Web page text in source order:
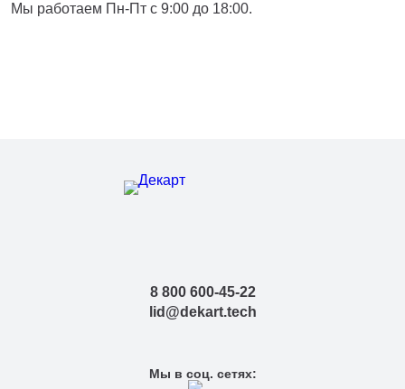
Мы работаем Пн-Пт с 9:00 до 18:00.
8 800 600-45-22
lid@dekart.tech
Мы в соц. сетях: